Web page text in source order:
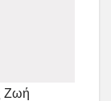
Ζωή